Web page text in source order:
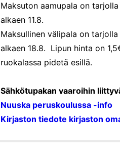
Maksuton aamupala on
alkaen 11.8.
Maksullinen välipala on
alkaen 18.8. Lipun hinta on
ruokalassa pidetä esillä.
Sähkötupakan vaaroihin
Nuuska peruskoulussa -info
Kirjaston tiedote kirjaston